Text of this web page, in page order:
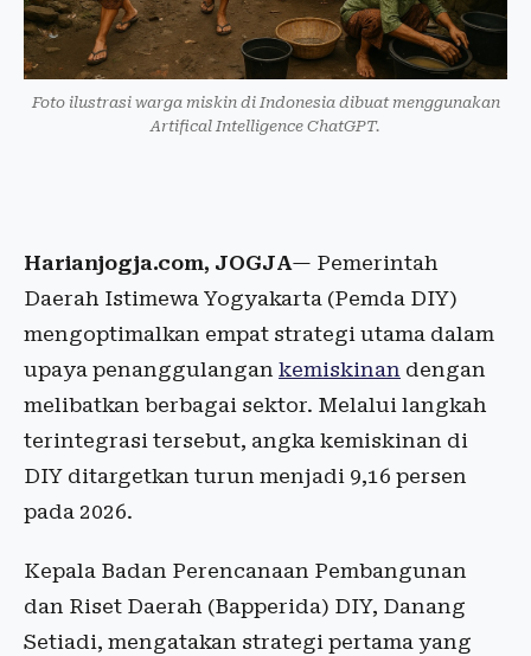
Foto ilustrasi warga miskin di Indonesia dibuat menggunakan
Artifical Intelligence ChatGPT.
Harianjogja.com, JOGJA— Pemerintah
Daerah Istimewa Yogyakarta (Pemda DIY)
mengoptimalkan empat strategi utama dalam
upaya penanggulangan kemiskinan dengan
melibatkan berbagai sektor. Melalui langkah
terintegrasi tersebut, angka kemiskinan di
DIY ditargetkan turun menjadi 9,16 persen
pada 2026.
Kepala Badan Perencanaan Pembangunan
dan Riset Daerah (Bapperida) DIY, Danang
Setiadi, mengatakan strategi pertama yang